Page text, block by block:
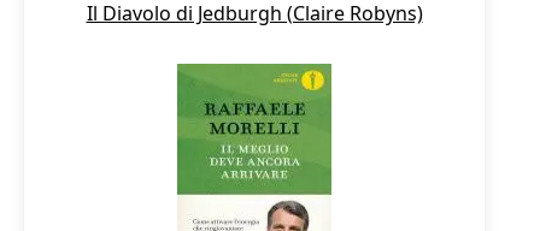
Il Diavolo di Jedburgh (Claire Robyns)